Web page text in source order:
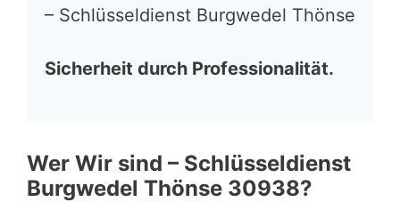
– Schlüsseldienst Burgwedel Thönse
Sicherheit durch Professionalität.
Wer Wir sind – Schlüsseldienst
Burgwedel Thönse 30938?